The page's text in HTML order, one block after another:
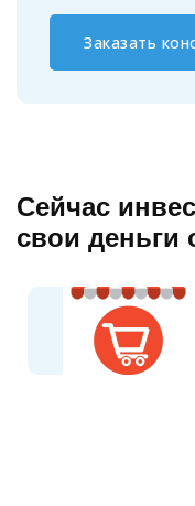
Заказать
Сейчас
свои деньги